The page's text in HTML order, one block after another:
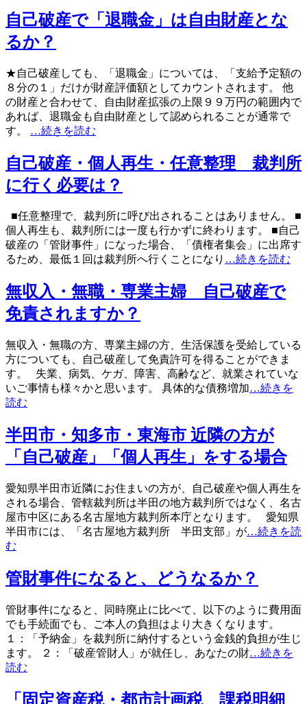
自己破産で「退職金」は自由財産とな
るか？
★自己破産しても、「退職金」については、「支給予定額の
８分の１」だけが財産評価額としてカウントされます。 他
の財産と合わせて、自由財産拡張の上限９９万円の範囲内で
あれば、退職金も自由財産として認められることが通常で
す。 …続きを読む
自己破産・個人再生・任意整理 裁判所
に行く必要は？
■任意整理で、裁判所に呼び出されることはありません。 ■
個人再生も、裁判所には一度も行かずに終わります。 ■自己
破産の「管財事件」になった場合、「債権者集会」に出席す
るため、最低１回は裁判所へ行くことになり …続きを読む
無収入・無職・専業主婦 自己破産で
免責されますか？
無収入・無職の方、専業主婦の方、生活保護を受給している
方についても、自己破産して免責許可を得ることができま
す。 失業、病気、ケガ、障害、高齢など、就業されていな
いご事情も様々かと思います。 具体的な債務増加…続きを
読む
半田市・知多市・東海市 近隣の方が
「自己破産」「個人再生」をする場合
愛知県半田市近隣にお住まいの方が、自己破産や個人再生を
される場合、管轄裁判所は半田の地方裁判所ではなく、名古
屋市中区にある名古屋地方裁判所本庁となります。 愛知県
半田市には、「名古屋地方裁判所 半田支部」が…続きを読
む
管財事件になると、どうなるか？
管財事件になると、同時廃止に比べて、以下のように費用面
でも手続面でも、ご本人の負担はより大きくなります。
１：「予納金」を裁判所に納付するという金銭的負担が生じ
ます。 ２：「破産管財人」が就任し、あなたの財…続きを
読む
「固定資産税・都市計画税 課税明細